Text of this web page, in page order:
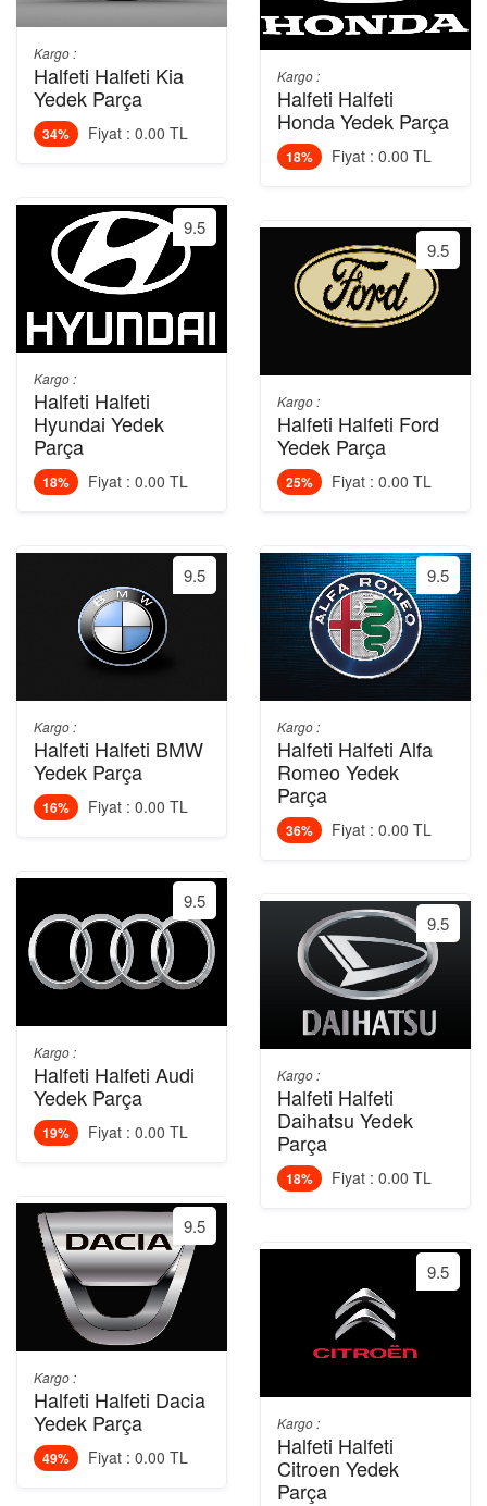
Kargo :
Halfeti Halfeti Kia
Yedek Parça
34% Fiyat : 0.00 TL
9.5
Kargo :
Halfeti Halfeti
Hyundai Yedek
Parça
18% Fiyat : 0.00 TL
9.5
Kargo :
Halfeti Halfeti BMW
Yedek Parça
16% Fiyat : 0.00 TL
9.5
Kargo :
Halfeti Halfeti Audi
Yedek Parça
19% Fiyat : 0.00 TL
9.5
Kargo :
Halfeti Halfeti Dacia
Yedek Parça
49% Fiyat : 0.00 TL
Kargo :
Halfeti Halfeti
Honda Yedek Parça
18% Fiyat : 0.00 TL
9.5
Kargo :
Halfeti Halfeti Ford
Yedek Parça
25% Fiyat : 0.00 TL
9.5
Kargo :
Halfeti Halfeti Alfa
Romeo Yedek
Parça
36% Fiyat : 0.00 TL
9.5
Kargo :
Halfeti Halfeti
Daihatsu Yedek
Parça
18% Fiyat : 0.00 TL
9.5
Kargo :
Halfeti Halfeti
Citroen Yedek
Parça